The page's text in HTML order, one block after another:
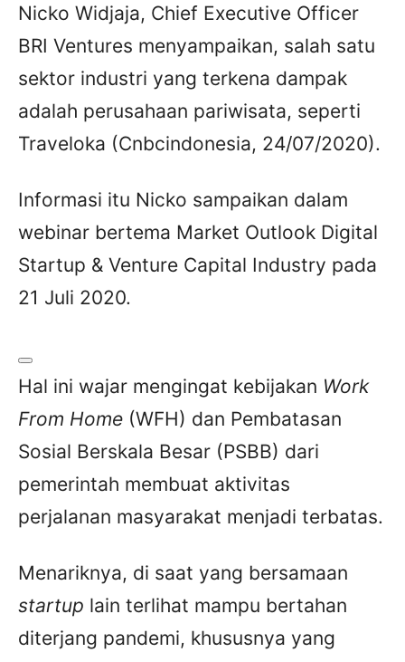
Nicko Widjaja, Chief Executive Officer
BRI Ventures menyampaikan, salah satu
sektor industri yang terkena dampak
adalah perusahaan pariwisata, seperti
Traveloka (Cnbcindonesia, 24/07/2020).
Informasi itu Nicko sampaikan dalam
webinar bertema Market Outlook Digital
Startup & Venture Capital Industry pada
21 Juli 2020.
Hal ini wajar mengingat kebijakan Work
From Home (WFH) dan Pembatasan
Sosial Berskala Besar (PSBB) dari
pemerintah membuat aktivitas
perjalanan masyarakat menjadi terbatas.
Menariknya, di saat yang bersamaan
startup lain terlihat mampu bertahan
diterjang pandemi, khususnya yang